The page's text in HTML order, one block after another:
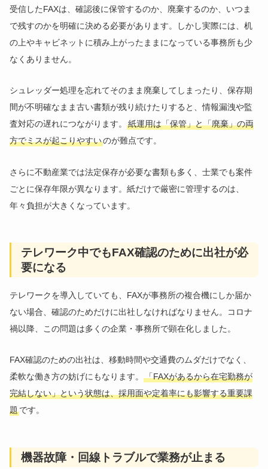
受信したFAXは、確認後に保管するのか、廃棄するのか、いつま
で残すのかを明確に決める必要があります。しかし実際には、机
の上やキャビネットに積み上がったままになっている事務所も少
なくありません。
シュレッダー処理を忘れてそのまま廃棄してしまったり、保存期
間が不明確なまま古い書類が残り続けたりすると、情報漏洩や監
査対応の遅れにつながります。紙運用は「保管」と「廃棄」の両
方でミスが起こりやすいのが難点です。
さらに不動産業では法定保存が必要な書類も多く、士業でも案件
ごとに保存年限が異なります。紙だけで厳密に管理するのは、
年々負担が大きくなっています。
テレワーク中でもFAX確認のために出社が必
要になる
テレワークを導入していても、FAXが事務所の複合機にしか届か
ない場合、確認のためだけに出社しなければなりません。コロナ
禍以降、この問題は多くの企業・事務所で顕在化しました。
FAX確認のための出社は、移動時間や交通費のムダだけでなく、
柔軟な働き方の妨げにもなります。「FAXがあるから在宅勤務が
完結しない」という状態は、採用面や定着率にも影響する重要課
題です。
機器故障・回線トラブルで業務が止まる